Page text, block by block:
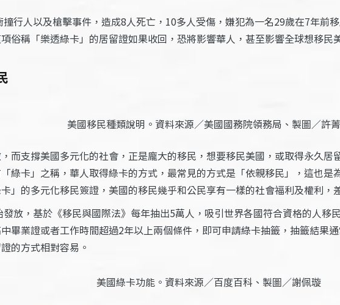
行人以及槍擊事件，造成8人死亡，10多人受傷，嫌犯為一名29歲在7年前
俗稱「樂透綠卡」的居留證如果收回，恐將影響華人，甚至影響全球想移
美國移民種類說明。資料來源／美國國務院領務局、製圖／許
而支撐美國多元化的社會，正是龐大的移民，想要移民美國，或取得永久
綠卡」之稱，華人取得綠卡的方式，最常見的方式是「依親移民」，這也是
」的多元化移民簽證，美國的移民幾乎和公民享有一樣的社會福利及權利，
放，基於《移民與國際法》每年抽出5萬人，吸引世界各國符合資格的人移
畢業證或者工作時間超過2年以上兩個條件，即可申請綠卡抽籤，抽籤結果
的方式相對容易。
美國綠卡功能。資料來源／百度百科、製圖／謝佩璇